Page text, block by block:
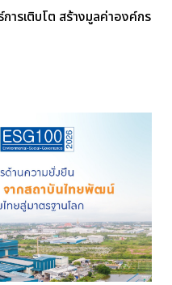
ารเติบโต สร้างมูลค่าองค์กร